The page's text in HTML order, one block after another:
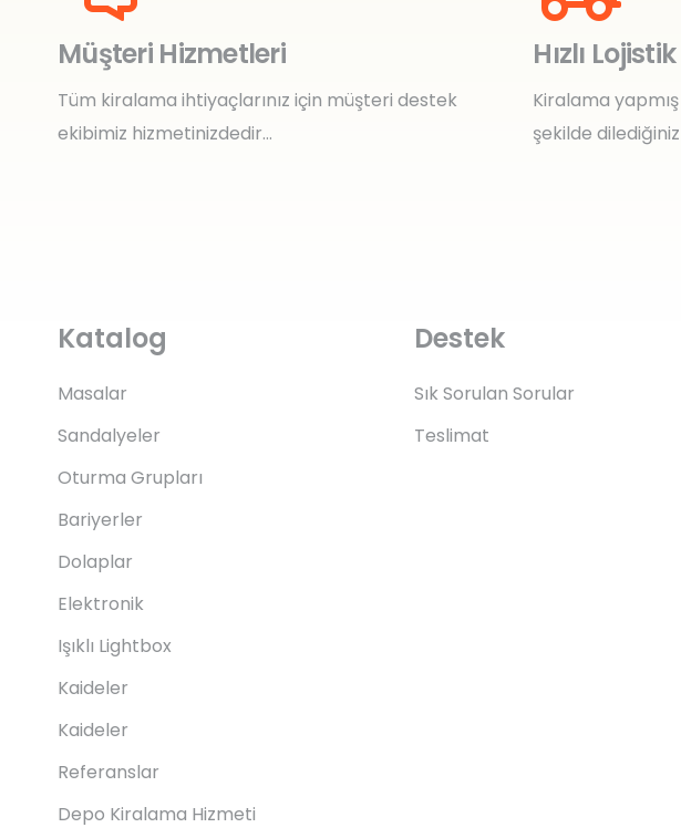
Müşteri Hizmetleri
Tüm kiralama ihtiyaçlarınız için müşteri destek
ekibimiz hizmetinizdedir…
Hızlı
Kiralama
şekilde
Katalog
Masalar
Sandalyeler
Oturma Grupları
Bariyerler
Dolaplar
Elektronik
Işıklı Lightbox
Kaideler
Kaideler
Referanslar
Depo Kiralama Hizmeti
Destek
Sık Sorulan Sorular
Teslimat